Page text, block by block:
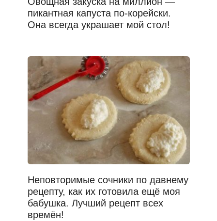
пикантная капуста по-корейски.
Она всегда украшает мой стол!
Неповторимые сочники по давнему
рецепту, как их готовила ещё моя
бабушка. Лучший рецепт всех
времён!